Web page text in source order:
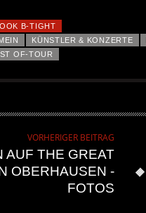
B-TIGHT
KÜNSTLER & KONZERTE
OF-TOUR
VORHERIGER BEITRAG
AUF THE GREAT
OBERHAUSEN -
FOTOS